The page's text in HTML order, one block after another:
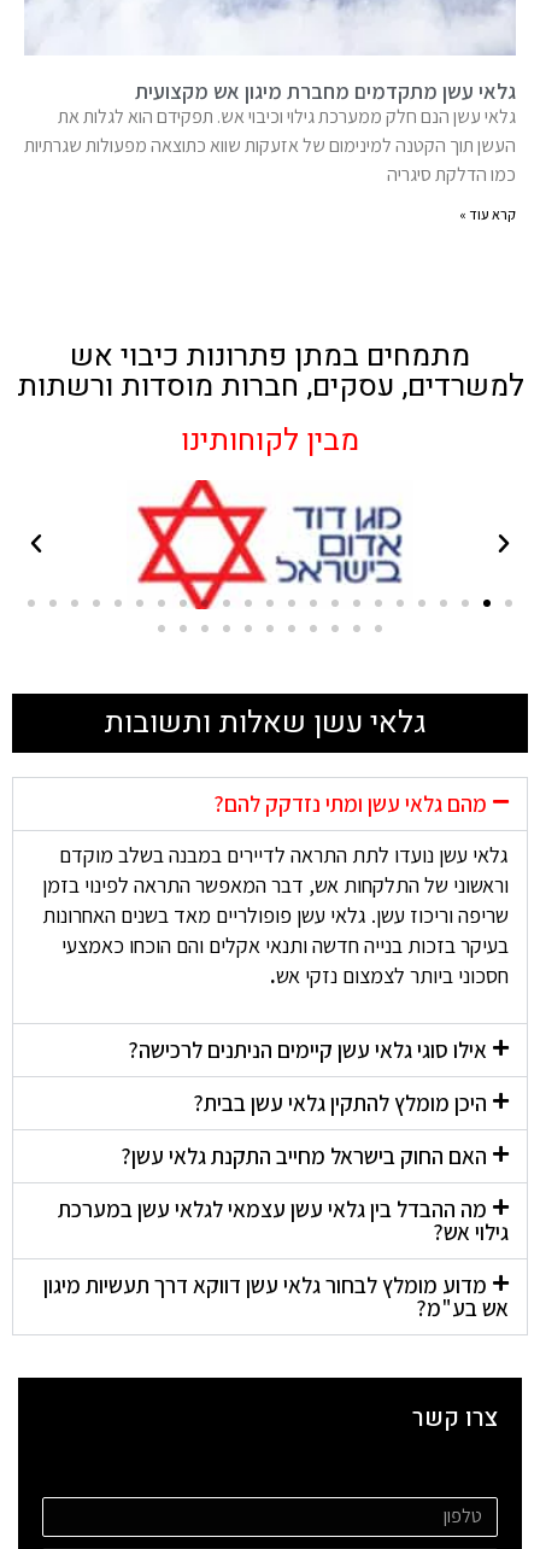
גלאי עשן מתקדמים מחברת מיגון אש מקצועית
גלאי עשן הנם חלק ממערכת גילוי וכיבוי אש. תפקידם הוא לגלות את
העשן תוך הקטנה למינימום של אזעקות שווא כתוצאה מפעולות שגרתיות
כמו הדלקת סיגריה
קרא עוד »
מתמחים במתן פתרונות כיבוי אש
למשרדים, עסקים, חברות מוסדות ורשתות
מבין לקוחותינו
גלאי עשן שאלות ותשובות
מהם גלאי עשן ומתי נזדקק להם?
גלאי עשן נועדו לתת התראה לדיירים במבנה בשלב מוקדם
וראשוני של התלקחות אש, דבר המאפשר התראה לפינוי בזמן
שריפה וריכוז עשן. גלאי עשן פופולריים מאד בשנים האחרונות
בעיקר בזכות בנייה חדשה ותנאי אקלים והם הוכחו כאמצעי
חסכוני ביותר לצמצום נזקי אש.
אילו סוגי גלאי עשן קיימים הניתנים לרכישה?
היכן מומלץ להתקין גלאי עשן בבית?
האם החוק בישראל מחייב התקנת גלאי עשן?
מה ההבדל בין גלאי עשן עצמאי לגלאי עשן במערכת
גילוי אש?
מדוע מומלץ לבחור גלאי עשן דווקא דרך תעשיות מיגון
אש בע"מ?
צרו קשר